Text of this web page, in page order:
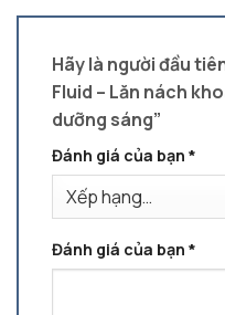
Hãy là người đầu
Fluid – Lăn nách
dưỡng sáng”
Đánh giá của bạn *
Đánh giá của bạn *